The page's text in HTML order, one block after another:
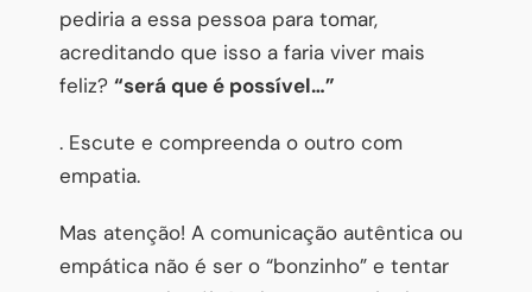
pediria a essa pessoa para tomar,
acreditando que isso a faria viver mais
feliz? “será que é possível…”
. Escute e compreenda o outro com
empatia.
Mas atenção! A comunicação autêntica ou
empática não é ser o “bonzinho” e tentar